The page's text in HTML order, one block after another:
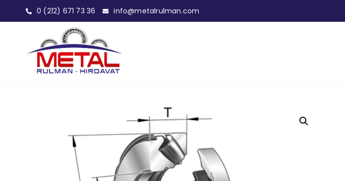
0 (212) 671 73 36 info@metalrulman.com